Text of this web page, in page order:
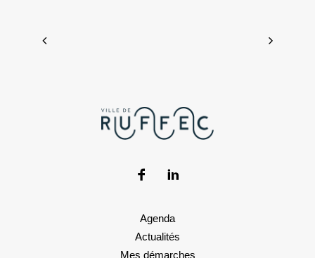
Agenda
Actualités
Mes démarches